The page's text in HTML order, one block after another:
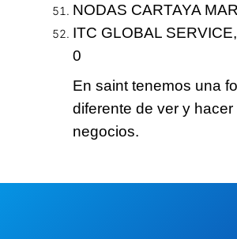
NODAS CARTAYA
ITC GLOBAL
0
En saint tenemos una
diferente de ver y hacer
negocios.